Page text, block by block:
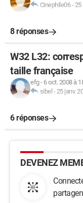
Cinephile06-25
8 réponses
W32 L32:
taille française
efg- 6 oct. 2008 à
sibel -25 janv.
6 réponses
DEVENEZ